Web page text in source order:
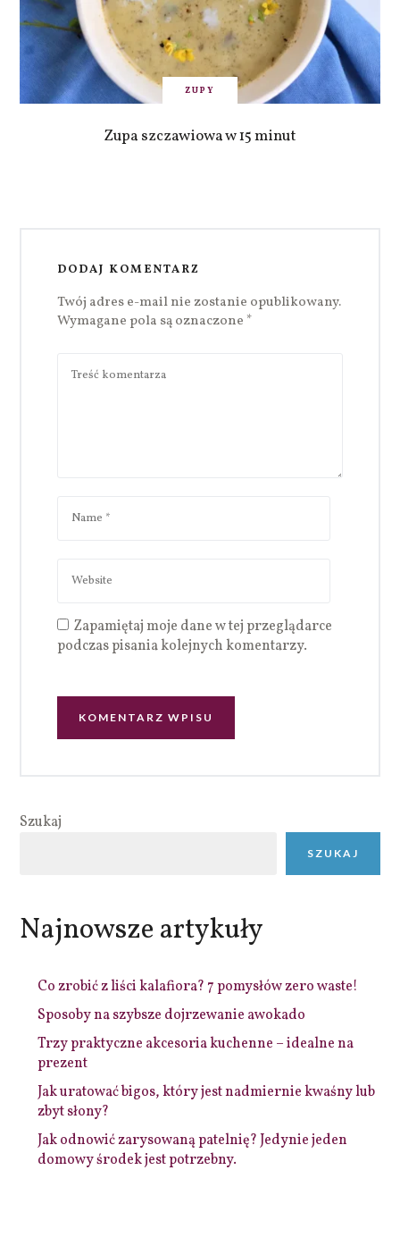
ZUPY
Zupa szczawiowa w 15 minut
DODAJ KOMENTARZ
Twój adres e-mail nie zostanie opublikowany.
Wymagane pola są oznaczone *
Zapamiętaj moje dane w tej przeglądarce
podczas pisania kolejnych komentarzy.
Szukaj
SZUKAJ
Najnowsze artykuły
Co zrobić z liści kalafiora? 7 pomysłów zero waste!
Sposoby na szybsze dojrzewanie awokado
Trzy praktyczne akcesoria kuchenne – idealne na
prezent
Jak uratować bigos, który jest nadmiernie kwaśny lub
zbyt słony?
Jak odnowić zarysowaną patelnię? Jedynie jeden
domowy środek jest potrzebny.